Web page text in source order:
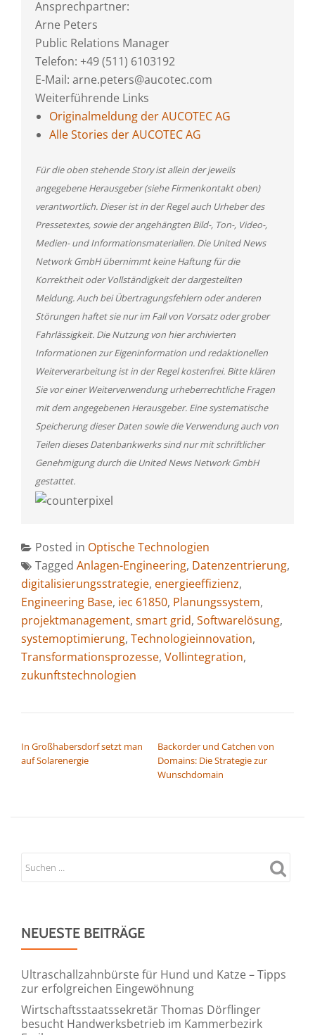
Ansprechpartner:
Arne Peters
Public Relations Manager
Telefon: +49 (511) 6103192
E-Mail: arne.peters@aucotec.com
Weiterführende Links
Originalmeldung der AUCOTEC AG
Alle Stories der AUCOTEC AG
Für die oben stehende Story ist allein der jeweils
angegebene Herausgeber (siehe Firmenkontakt oben)
verantwortlich. Dieser ist in der Regel auch Urheber des
Pressetextes, sowie der angehängten Bild-, Ton-, Video-,
Medien- und Informationsmaterialien. Die United News
Network GmbH übernimmt keine Haftung für die
Korrektheit oder Vollständigkeit der dargestellten
Meldung. Auch bei Übertragungsfehlern oder anderen
Störungen haftet sie nur im Fall von Vorsatz oder grober
Fahrlässigkeit. Die Nutzung von hier archivierten
Informationen zur Eigeninformation und redaktionellen
Weiterverarbeitung ist in der Regel kostenfrei. Bitte klären
Sie vor einer Weiterverwendung urheberrechtliche Fragen
mit dem angegebenen Herausgeber. Eine systematische
Speicherung dieser Daten sowie die Verwendung auch von
Teilen dieses Datenbankwerks sind nur mit schriftlicher
Genehmigung durch die United News Network GmbH
gestattet.
Posted in Optische Technologien
Tagged Anlagen-Engineering, Datenzentrierung,
digitalisierungsstrategie, energieeffizienz,
Engineering Base, iec 61850, Planungssystem,
projektmanagement, smart grid, Softwarelösung,
systemoptimierung, Technologieinnovation,
Transformationsprozesse, Vollintegration,
zukunftstechnologien
In Großhabersdorf setzt man
auf Solarenergie
Backorder und Catchen von
Domains: Die Strategie zur
Wunschdomain
NEUESTE BEITRÄGE
Ultraschallzahnbürste für Hund und Katze – Tipps
zur erfolgreichen Eingewöhnung
Wirtschaftsstaatssekretär Thomas Dörflinger
besucht Handwerksbetrieb im Kammerbezirk